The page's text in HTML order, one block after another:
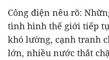
Công điện nêu rõ:
tình hình thế giới tiếp
khó lường, cạnh tranh
lớn, nhiều nước thắt